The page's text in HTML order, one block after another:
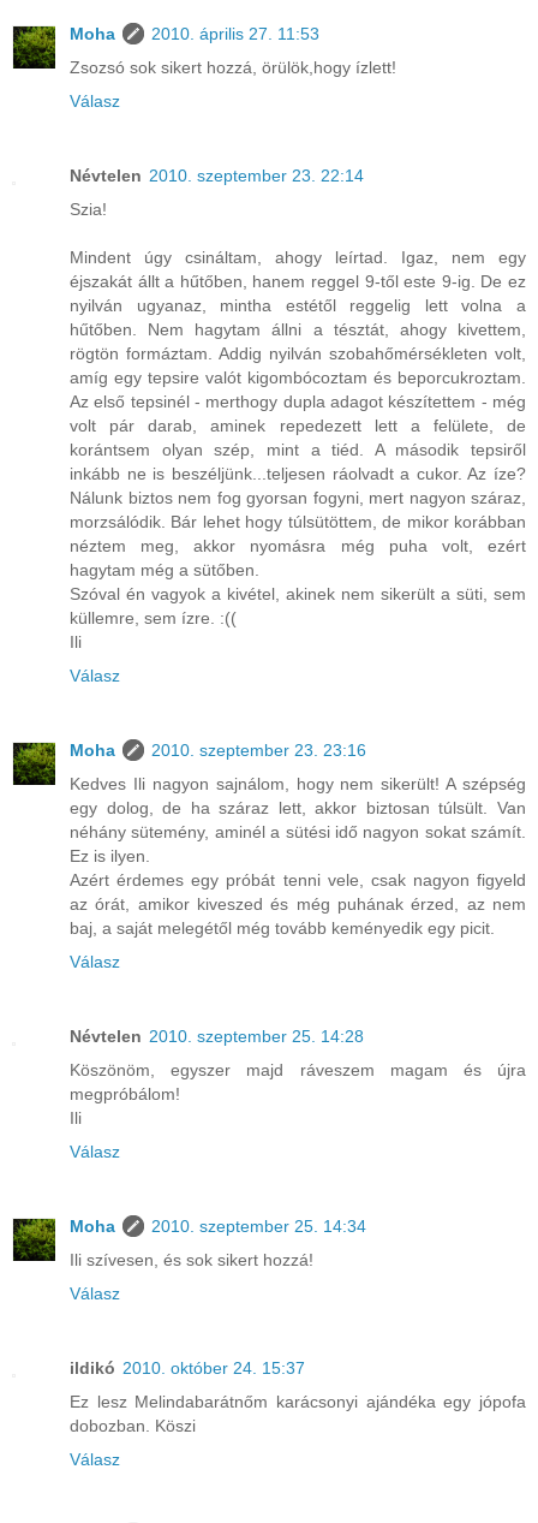
Moha
2010. április 27. 11:53
Zsozsó sok sikert hozzá, örülök,hogy ízlett!
Válasz
Névtelen 2010. szeptember 23. 22:14
Szia!
Mindent úgy csináltam, ahogy leírtad. Igaz, nem egy
éjszakát állt a hűtőben, hanem reggel 9-től este 9-ig. De ez
nyilván ugyanaz, mintha estétől reggelig lett volna a
hűtőben. Nem hagytam állni a tésztát, ahogy kivettem,
rögtön formáztam. Addig nyilván szobahőmérsékleten volt,
amíg egy tepsire valót kigombócoztam és beporcukroztam.
Az első tepsinél - merthogy dupla adagot készítettem - még
volt pár darab, aminek repedezett lett a felülete, de
korántsem olyan szép, mint a tiéd. A második tepsiről
inkább ne is beszéljünk...teljesen ráolvadt a cukor. Az íze?
Nálunk biztos nem fog gyorsan fogyni, mert nagyon száraz,
morzsálódik. Bár lehet hogy túlsütöttem, de mikor korábban
néztem meg, akkor nyomásra még puha volt, ezért
hagytam még a sütőben.
Szóval én vagyok a kivétel, akinek nem sikerült a süti, sem
küllemre, sem ízre. :((
Ili
Válasz
Moha
2010. szeptember 23. 23:16
Kedves Ili nagyon sajnálom, hogy nem sikerült! A szépség
egy dolog, de ha száraz lett, akkor biztosan túlsült. Van
néhány sütemény, aminél a sütési idő nagyon sokat számít.
Ez is ilyen.
Azért érdemes egy próbát tenni vele, csak nagyon figyeld
az órát, amikor kiveszed és még puhának érzed, az nem
baj, a saját melegétől még tovább keményedik egy picit.
Válasz
Névtelen 2010. szeptember 25. 14:28
Köszönöm, egyszer majd ráveszem magam és újra
megpróbálom!
Ili
Válasz
Moha
2010. szeptember 25. 14:34
Ili szívesen, és sok sikert hozzá!
Válasz
ildikó 2010. október 24. 15:37
Ez lesz Melindabarátnőm karácsonyi ajándéka egy jópofa
dobozban. Köszi
Válasz